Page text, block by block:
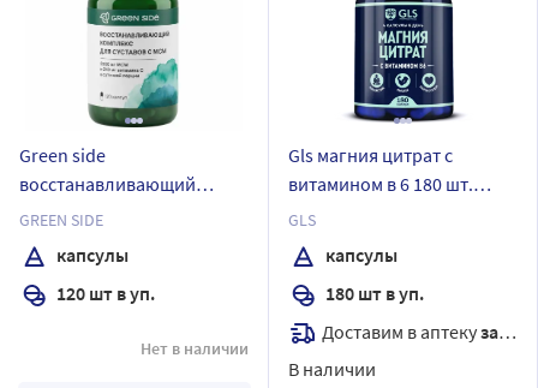
Green side
восстанавливающий
комплекс для суставов с
мсм 120 шт. капсулы 560 мг
GREEN SIDE
капсулы
120 шт в уп.
Нет в наличии
Gls магния цитрат с
витамином в 6 180 шт.
капсулы массой 500 мг
GLS
капсулы
180 шт в уп.
Доставим в аптекузавтра
В наличии